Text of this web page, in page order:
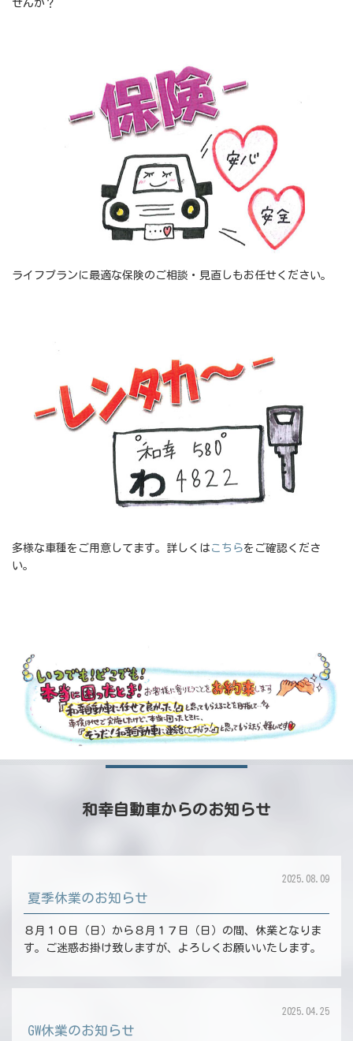
せんか？
ライフプランに最適な保険のご相談・見直しもお任せください。
多様な車種をご用意してます。詳しくは こちらをご確認くださ
い。
和幸自動車からのお知らせ
2025.08.09
夏季休業のお知らせ
８月１０日（日）から８月１７日（日）の間、休業となりま
す。ご迷惑お掛け致しますが、よろしくお願いいたします。
2025.04.25
GW休業のお知らせ